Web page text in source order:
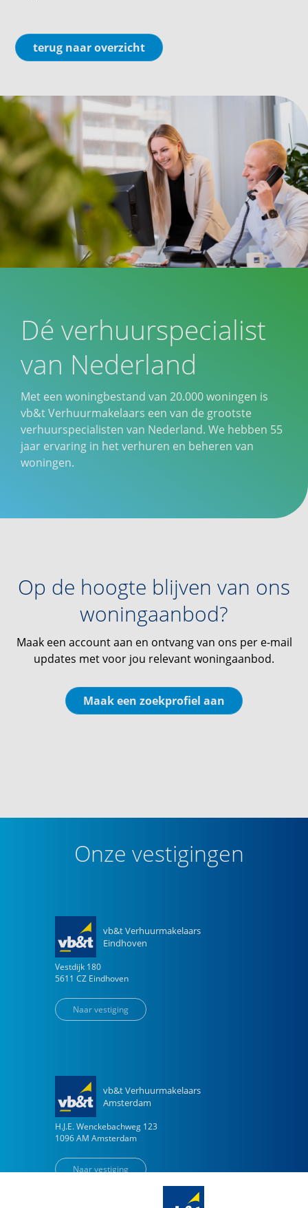
terug naar overzicht
Dé verhuurspecialist
van Nederland
Met een woningbestand van 20.000 woningen is
vb&t Verhuurmakelaars een van de grootste
verhuurspecialisten van Nederland. We hebben 55
jaar ervaring in het verhuren en beheren van
woningen.
Op de hoogte blijven van ons
woningaanbod?
Maak een account aan en ontvang van ons per e-mail
updates met voor jou relevant woningaanbod.
Maak een zoekprofiel aan
Onze vestigingen
vb&t Verhuurmakelaars
Eindhoven
Vestdijk 180
5611 CZ Eindhoven
Naar vestiging
vb&t Verhuurmakelaars
Amsterdam
H.J.E. Wenckebachweg 123
1096 AM Amsterdam
Naar vestiging